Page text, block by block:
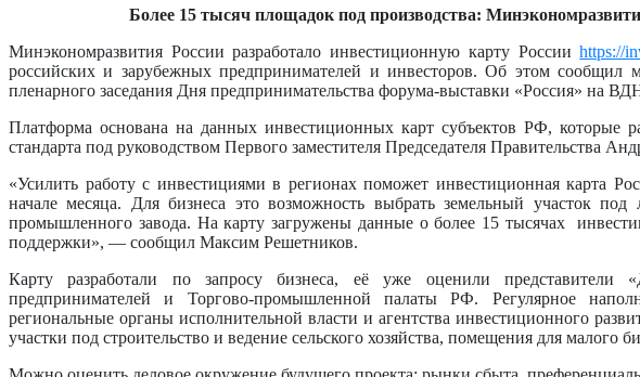
Более 15 тысяч площадок под производства:
Минэкономразвития России разработало инвестиционную карту Россииhttps://
российских и зарубежных предпринимателей и инвесторов. Об этом сообщил
пленарного заседания Дня предпринимательства форума-выставки «Россия» на
Платформа основана на данных инвестиционных карт субъектов РФ, которые
стандарта под руководством Первого заместителя Председателя Правительства
«Усилить работу с инвестициями в регионах поможет инвестиционная карта
начале месяца. Для бизнеса это возможность выбрать земельный участок
промышленного завода. На карту загружены данные о более 15 тысячах
поддержки», — сообщил Максим Решетников.
Карту разработали по запросу бизнеса, её уже оценили представители
предпринимателей и Торгово-промышленной палаты РФ. Регулярное
региональные органы исполнительной власти и агентства инвестиционного
участки под строительство и ведение сельского хозяйства, помещения для малого